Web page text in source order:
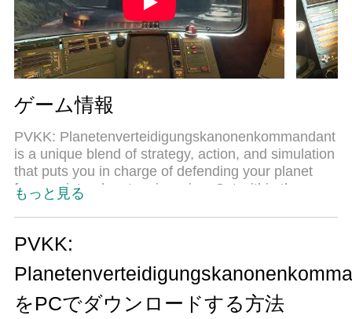
ゲーム情報
PVKK: Planetenverteidigungskanonenkommandant
is a unique blend of strategy, action, and simulation
that puts you in charge of defending your planet
from an interplanetary invasion. Set within the
defense cannon, making split-second decisions to
limited resources and maintaining composure. The
core gameplay revolves around quick reflexes and
strategic thinking. As the cannon commander, you
もっと見る
PVKK:
をPCでダウンロードする方法